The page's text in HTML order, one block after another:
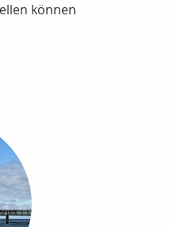
können